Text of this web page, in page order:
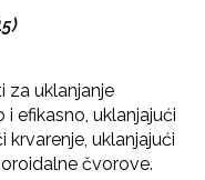
za uklanjanje
efikasno, uklanjajući
uklanjajući
čvorove.